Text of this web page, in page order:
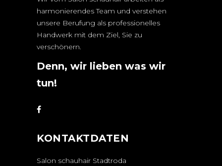
harmonierendes Team und verstehen
unsere Berufung als professionelles
Handwerk mit dem Ziel, Sie zu
verschönern.
Denn, wir lieben was wir
tun!
KONTAKTDATEN
Salon schauhair Stadtroda